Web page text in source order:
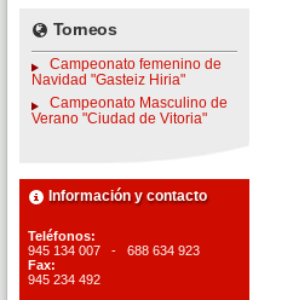
Torneos
Campeonato femenino de
Navidad "Gasteiz Hiria"
Campeonato Masculino de
Verano "Ciudad de Vitoria"
Información y contacto
Teléfonos:
945 134 007 - 688 634 923
Fax:
945 234 492